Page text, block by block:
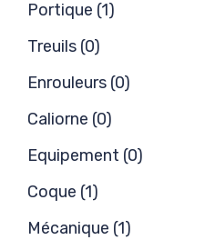
Portique (1)
Treuils (0)
Enrouleurs (0)
Caliorne (0)
Equipement (0)
Coque (1)
Mécanique (1)